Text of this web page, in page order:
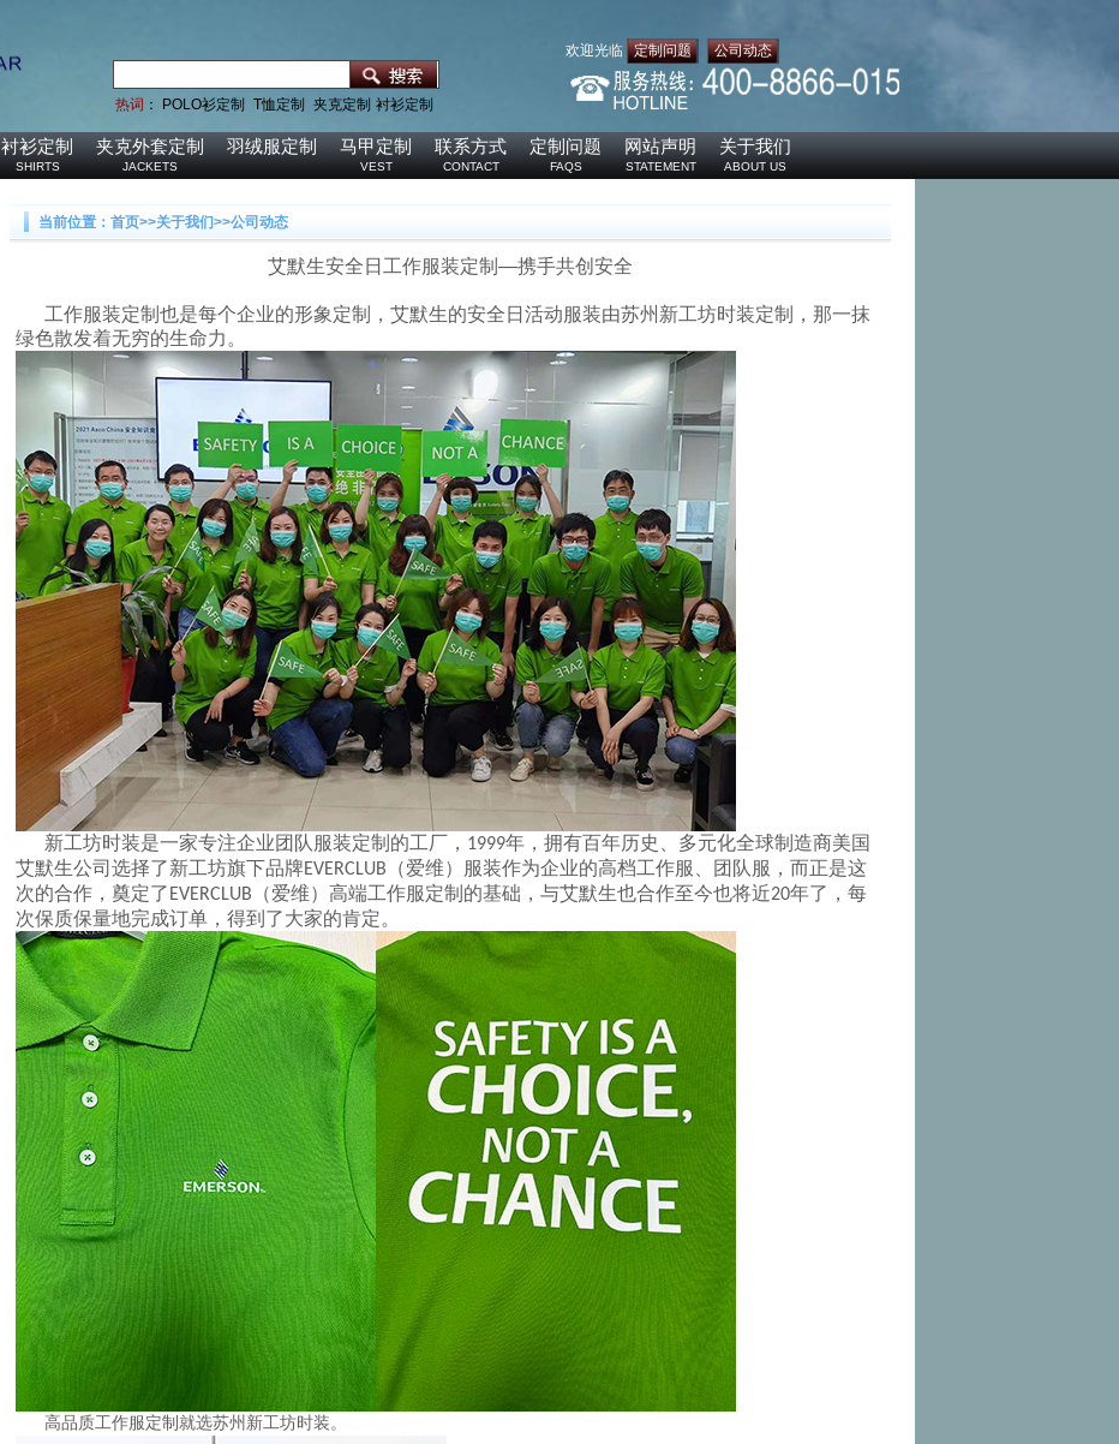
热词 ： POLO衫定制 T恤定制 夹克定制 衬衫定制
欢迎光临 定制问题 公司动态
衬衫定制
SHIRTS
夹克外套定制
JACKETS
羽绒服定制 马甲定制
VEST
联系方式
CONTACT
定制问题
FAQS
网站声明
STATEMENT
关于我们
ABOUT US
当前位置： 首页>>关于我们>>公司动态
艾默生安全日工作服装定制—携手共创安全
工作服装定制也是每个企业的形象定制，艾默生的安全日活动服装由苏州新工坊时装定制，那一抹
绿色散发着无穷的生命力。
新工坊时装是一家专注企业团队服装定制的工厂， 1999年，拥有百年历史、多元化全球制造商美国
艾默生公司选择了新工坊旗下品牌EVERCLUB （爱维）服装作为企业的高档工作服、团队服，而正是这
次的合作，奠定了 EVERCLUB （爱维）高端工作服定制的基础 ， 与艾默生也合作至今也将近20年了，每
次保质保量地完成订单，得到了大家的肯定。
高品质工作服定制就选苏州新工坊时装。